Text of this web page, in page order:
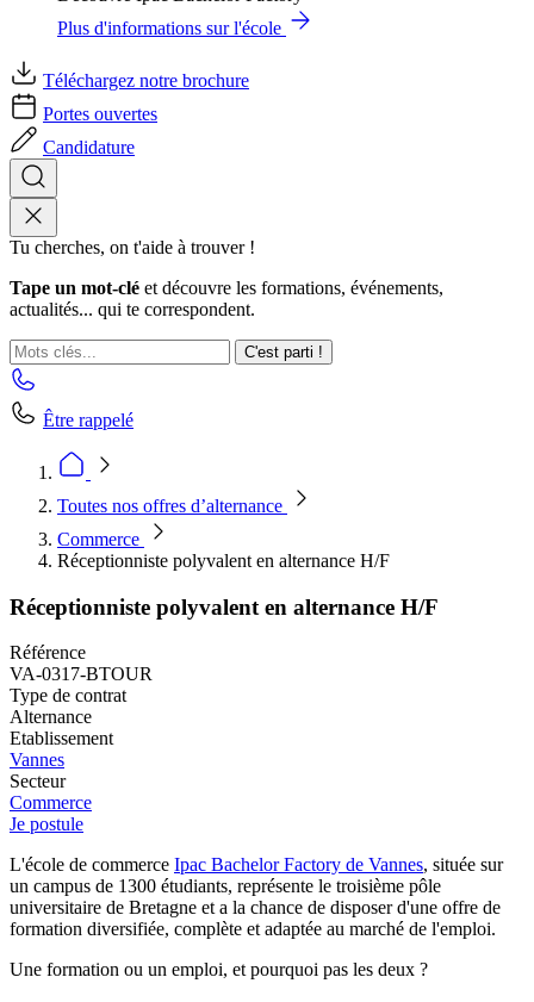
Plus d'informations sur l'école
Téléchargez notre brochure
Portes ouvertes
Candidature
Tu cherches, on t'aide à trouver !
Tape un mot-clé et découvre les formations, événements,
actualités... qui te correspondent.
C'est parti !
Être rappelé
Toutes nos offres d’alternance
Commerce
Réceptionniste polyvalent en alternance H/F
Réceptionniste polyvalent en alternance H/F
Référence
VA-0317-BTOUR
Type de contrat
Alternance
Etablissement
Vannes
Secteur
Commerce
Je postule
L'école de commerce Ipac Bachelor Factory de Vannes, située sur
un campus de 1300 étudiants, représente le troisième pôle
universitaire de Bretagne et a la chance de disposer d'une offre de
formation diversifiée, complète et adaptée au marché de l'emploi.
Une formation ou un emploi, et pourquoi pas les deux ?